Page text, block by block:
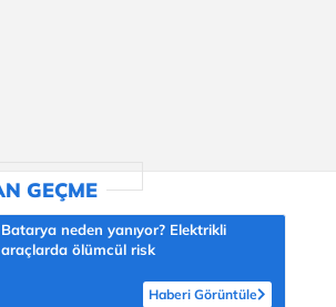
Batarya neden yanıyor? Elektrikli
araçlarda ölümcül risk
Haberi Görüntüle